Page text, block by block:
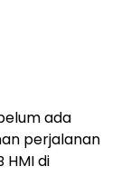
ada
perjalanan
HMI di